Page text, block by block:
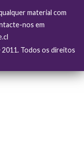
material com
nos em
Todos os direitos